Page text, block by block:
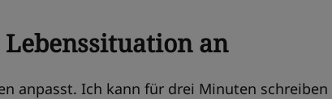
an
anpasst. Ich kann für drei Minuten schreiben